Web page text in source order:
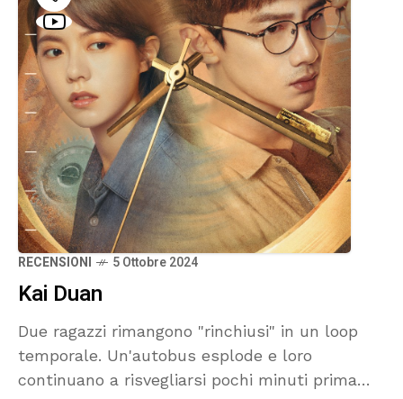
RECENSIONI 5 Ottobre 2024
Kai Duan
Due ragazzi rimangono "rinchiusi" in un loop
temporale. Un'autobus esplode e loro
continuano a risvegliarsi pochi minuti prima